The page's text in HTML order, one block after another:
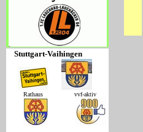
Stuttgart-Vaihingen
Rathaus vvf-aktiv